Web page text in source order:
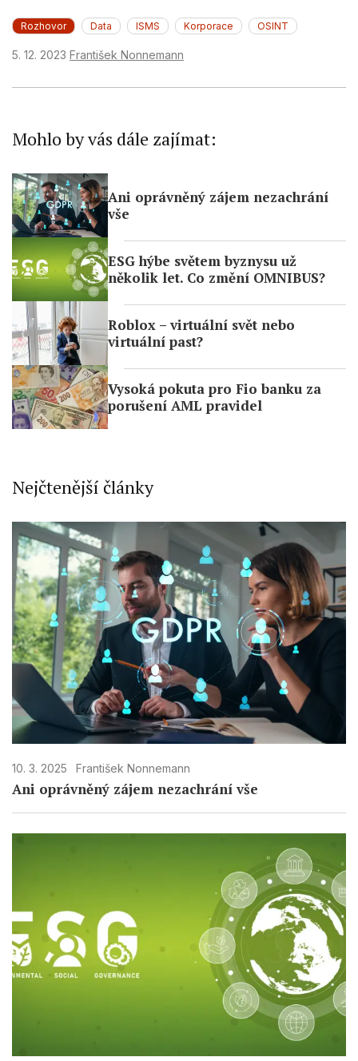
Rozhovor Data ISMS Korporace OSINT
5. 12. 2023 František Nonnemann
Mohlo by vás dále zajímat:
Ani oprávněný zájem nezachrání
vše
ESG hýbe světem byznysu už
několik let. Co změní OMNIBUS?
Roblox – virtuální svět nebo
virtuální past?
Vysoká pokuta pro Fio banku za
porušení AML pravidel
Nejčtenější články
10. 3. 2025 František Nonnemann
Ani oprávněný zájem nezachrání vše